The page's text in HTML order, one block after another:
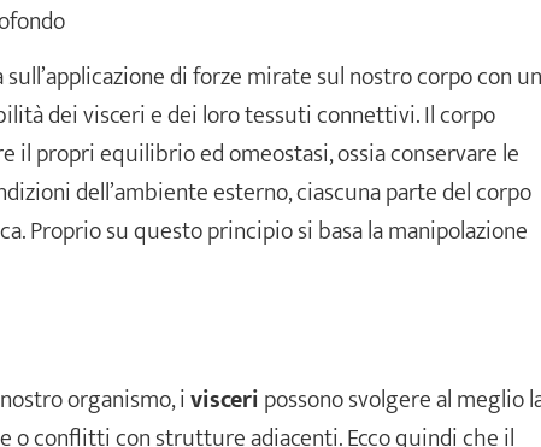
sull’applicazione di forze mirate sul nostro corpo con
dei visceri e dei loro tessuti connettivi. Il corpo
il propri equilibrio ed omeostasi, ossia conservare le
dell’ambiente esterno, ciascuna parte del corpo
Proprio su questo principio si basa la manipolazione
organismo, ivisceripossono svolgere al meglio